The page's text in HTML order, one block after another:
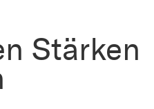
Stärken